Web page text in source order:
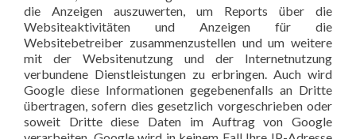
die Anzeigen auszuwerten, um Reports über die
Websiteaktivitäten und Anzeigen für die
Websitebetreiber zusammenzustellen und um weitere
mit der Websitenutzung und der Internetnutzung
verbundene Dienstleistungen zu erbringen. Auch wird
Google diese Informationen gegebenenfalls an Dritte
übertragen, sofern dies gesetzlich vorgeschrieben oder
soweit Dritte diese Daten im Auftrag von Google